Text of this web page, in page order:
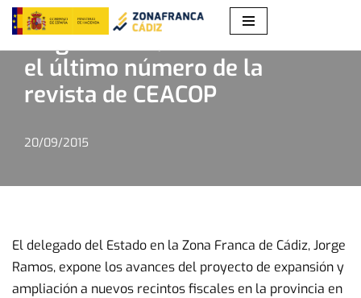
Jorge Ramos, entrevistado en
el último número de la
revista de CEACOP
20/09/2015
El delegado del Estado en la Zona Franca de Cádiz, Jorge
Ramos, expone los avances del proyecto de expansión y
ampliación a nuevos recintos fiscales en la provincia en